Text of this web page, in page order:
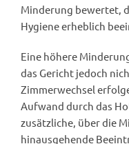
Minderung bewertet,
Hygiene erheblich
Eine höhere
das Gericht jedoch
Zimmerwechsel
Aufwand durch das
zusätzliche, über die
hinausgehende